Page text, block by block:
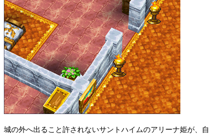
城の外へ出ること許されないサントハイムのアリーナ姫が、自